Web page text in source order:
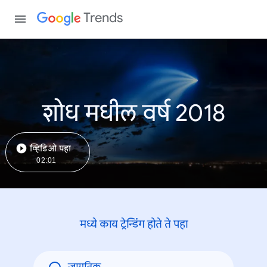
Trends
शोध मधील वर्ष 2018
व्हिडिओ पहा
02:01
मध्ये काय ट्रेन्डिंंग होते ते पहा